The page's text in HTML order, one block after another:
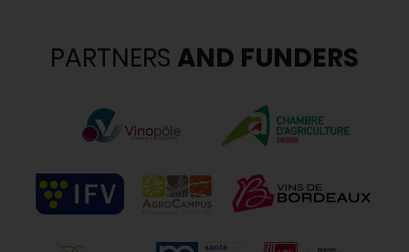
PARTNERS AND FUNDERS